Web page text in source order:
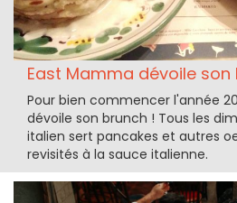
East Mamma dévoile son
Pour bien commencer l'année
dévoile son brunch ! Tous les
italien sert pancakes et autres
revisités à la sauce italienne.